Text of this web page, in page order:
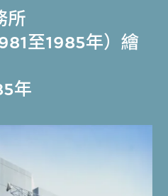
所
至1985年）繪
年